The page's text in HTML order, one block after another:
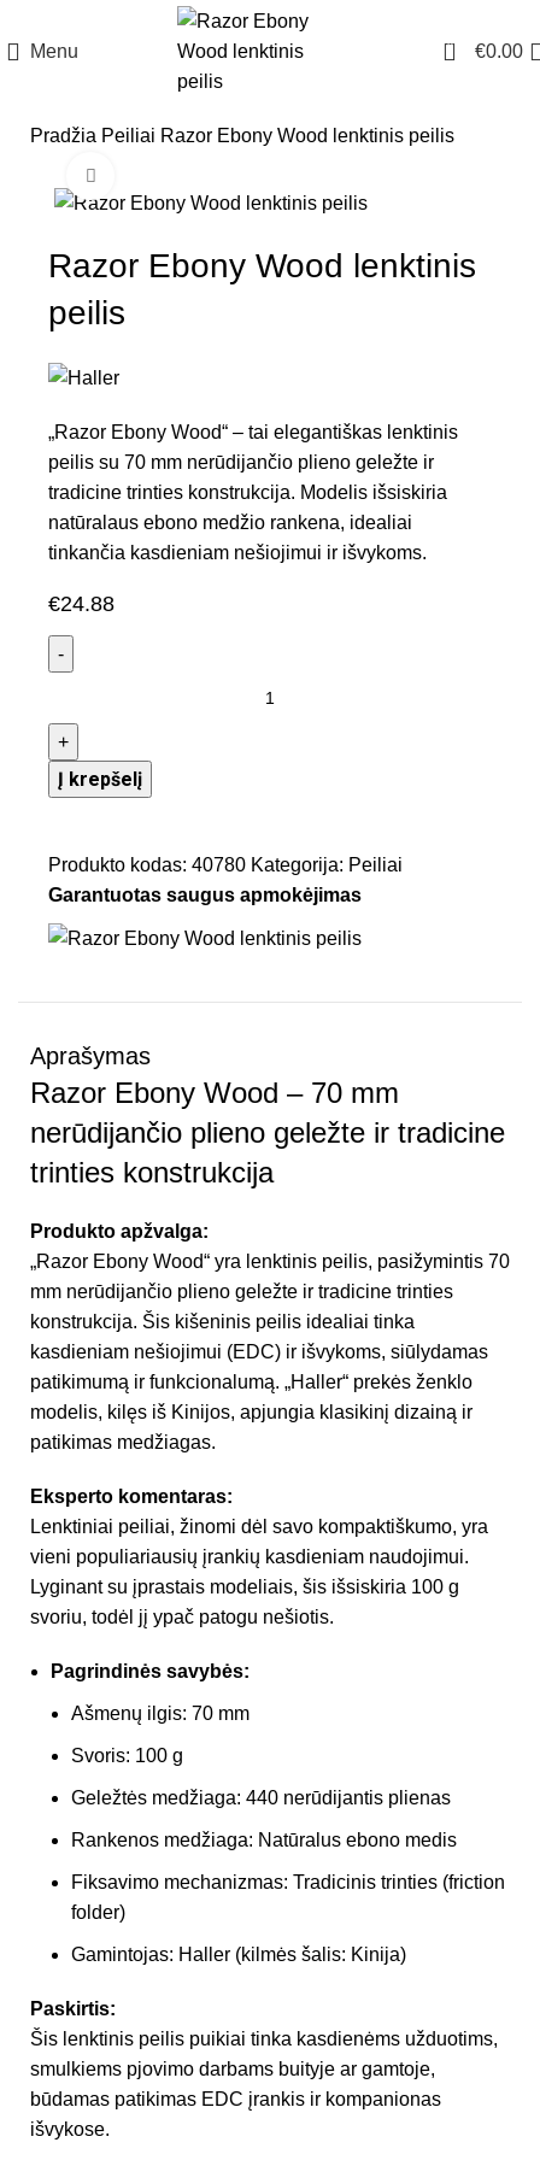
Menu 0 €0.00
Pradžia Peiliai Razor Ebony Wood lenktinis peilis
Razor Ebony Wood lenktinis
peilis
„Razor Ebony Wood“ – tai elegantiškas lenktinis
peilis su 70 mm nerūdijančio plieno geležte ir
tradicine trinties konstrukcija. Modelis išsiskiria
natūralaus ebono medžio rankena, idealiai
tinkančia kasdieniam nešiojimui ir išvykoms.
€24.88
Į krepšelį
Produkto kodas: 40780 Kategorija: Peiliai
Garantuotas saugus apmokėjimas
Aprašymas
Razor Ebony Wood – 70 mm
nerūdijančio plieno geležte ir tradicine
trinties konstrukcija
Produkto apžvalga:
„Razor Ebony Wood“ yra lenktinis peilis, pasižymintis 70
mm nerūdijančio plieno geležte ir tradicine trinties
konstrukcija. Šis kišeninis peilis idealiai tinka
kasdieniam nešiojimui (EDC) ir išvykoms, siūlydamas
patikimumą ir funkcionalumą. „Haller“ prekės ženklo
modelis, kilęs iš Kinijos, apjungia klasikinį dizainą ir
patikimas medžiagas.
Eksperto komentaras:
Lenktiniai peiliai, žinomi dėl savo kompaktiškumo, yra
vieni populiariausių įrankių kasdieniam naudojimui.
Lyginant su įprastais modeliais, šis išsiskiria 100 g
svoriu, todėl jį ypač patogu nešiotis.
Pagrindinės savybės:
Ašmenų ilgis: 70 mm
Svoris: 100 g
Geležtės medžiaga: 440 nerūdijantis plienas
Rankenos medžiaga: Natūralus ebono medis
Fiksavimo mechanizmas: Tradicinis trinties (friction
folder)
Gamintojas: Haller (kilmės šalis: Kinija)
Paskirtis:
Šis lenktinis peilis puikiai tinka kasdienėms užduotims,
smulkiems pjovimo darbams buityje ar gamtoje,
būdamas patikimas EDC įrankis ir kompanionas
išvykose.